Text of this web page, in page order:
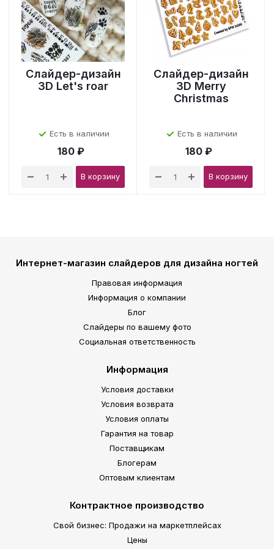
Слайдер-дизайн
3D Let's roar
Есть в наличии
180 ₽
В корзину
Слайдер-дизайн
3D Merry
Christmas
Есть в наличии
180 ₽
В корзину
Интернет-магазин слайдеров для дизайна ногтей
Правовая информация
Информация о компании
Блог
Слайдеры по вашему фото
Социальная ответственность
Информация
Условия доставки
Условия возврата
Условия оплаты
Гарантия на товар
Поставщикам
Блогерам
Оптовым клиентам
Контрактное производство
Свой бизнес: Продажи на маркетплейсах
Цены